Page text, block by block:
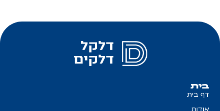
בית
דף בית